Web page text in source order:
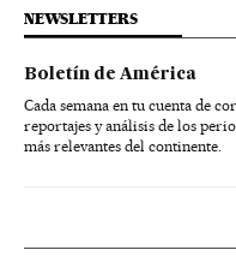
NEWSLETTERS
Boletín de América
Cada semana en tu cuenta de
reportajes y análisis de los
más relevantes del continente.